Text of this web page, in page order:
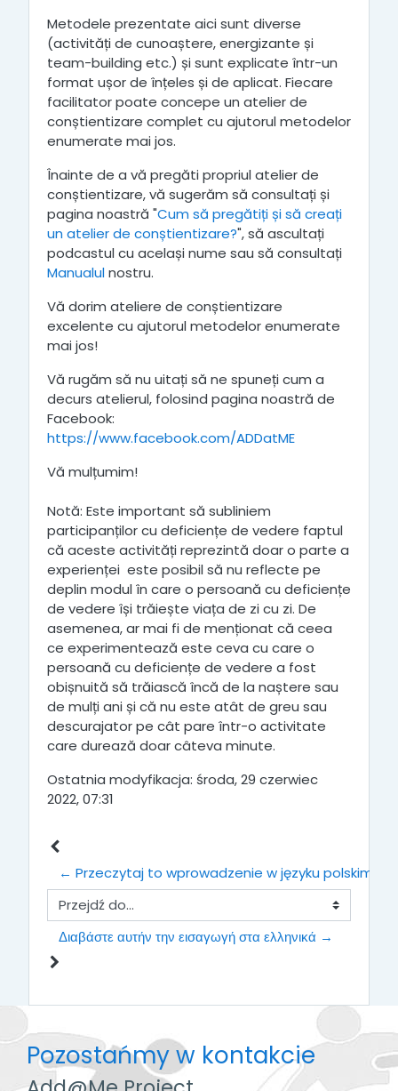
Metodele prezentate aici sunt diverse
(activități de cunoaștere, energizante și
team-building etc.) și sunt explicate într-un
format ușor de înțeles și de aplicat. Fiecare
facilitator poate concepe un atelier de
conștientizare complet cu ajutorul metodelor
enumerate mai jos.
Înainte de a vă pregăti propriul atelier de
conștientizare, vă sugerăm să consultați și
pagina noastră "Cum să pregătiți și să creați
un atelier de conștientizare?", să ascultați
podcastul cu același nume sau să consultați
Manualulnostru.
Vă dorim ateliere de conștientizare
excelente cu ajutorul metodelor enumerate
mai jos!
Vă rugăm să nu uitați să ne spuneți cum a
decurs atelierul, folosind pagina noastră de
Facebook:
https://www.facebook.com/ADDatME
Vă mulțumim!
Notă: Este important să subliniem
participanților cu deficiențe de vedere faptul
că aceste activități reprezintă doar o parte a
experienței este posibil să nu reflecte pe
deplin modul în care o persoană cu deficiențe
de vedere își trăiește viața de zi cu zi. De
asemenea, ar mai fi de menționat că ceea
ce experimentează este ceva cu care o
persoană cu deficiențe de vedere a fost
obișnuită să trăiască încă de la naștere sau
de mulți ani și că nu este atât de greu sau
descurajator pe cât pare într-o activitate
care durează doar câteva minute.
Ostatnia modyfikacja: środa, 29 czerwiec
2022, 07:31
← Przeczytaj to wprowadzenie w języku polskim
Przejdź do...
Διαβάστε αυτήν την εισαγωγή στα ελληνικά →
Pozostańmy w kontakcie